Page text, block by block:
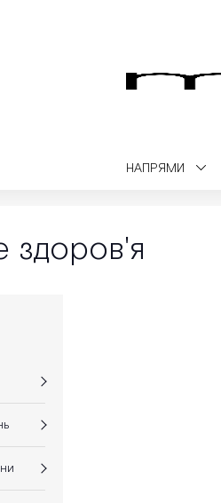
НАПРЯМИ
здоров'я